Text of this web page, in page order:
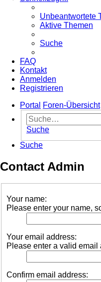
Unbeantwortete
Aktive Themen
Suche
FAQ
Kontakt
Anmelden
Registrieren
Portal
Foren-Übersicht
Suche
Suche
Contact Admin
Your name:
Please enter your name,
Your email address:
Please enter a valid email
Confirm email address: